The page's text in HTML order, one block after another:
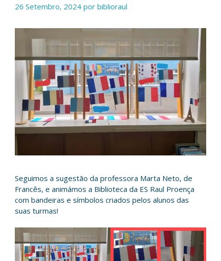
26 Setembro, 2024 por biblioraul
Seguimos a sugestão da professora Marta Neto, de
Francês, e animámos a Biblioteca da ES Raul Proença
com bandeiras e símbolos criados pelos alunos das
suas turmas!